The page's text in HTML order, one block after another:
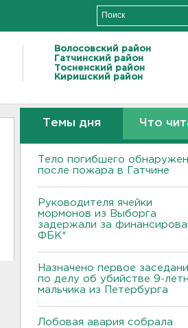
Волосовский район
Гатчинский район
Тосненский район
Киришский район
Темы дня Что
Тело погибшего
после пожара в Гатчине
Руководителя ячейки
мормонов из Выборга
задержали за
ФБК*
Назначено первое
по делу об убийстве 9-
мальчика из Петербурга
Лобовая авария собрала